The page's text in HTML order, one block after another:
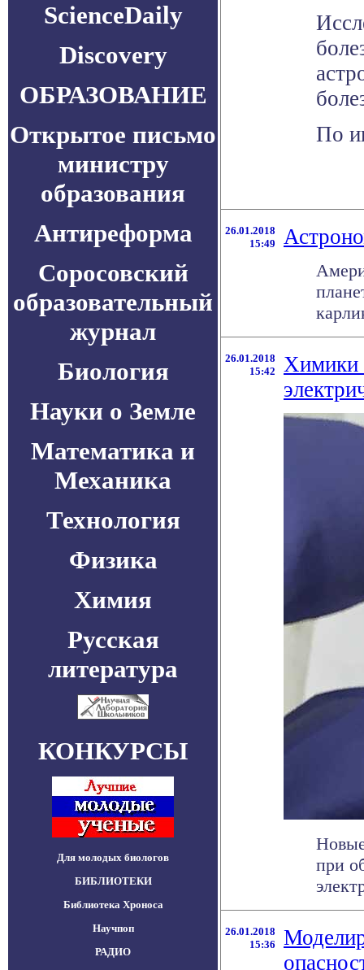
ScienceDaily
Discovery
ОБРАЗОВАНИЕ
Открытое письмо
министру
образования
Антиреформа
Соросовский
образовательный
журнал
Биология
Науки о Земле
Математика и
Механика
Технология
Физика
Химия
Русская
литература
КОНКУРСЫ
Для молодых биологов
БИБЛИОТЕКИ
Библиотека Хроноса
Научпоп
РАДИО
По
26.01.2018
15:49
26.01.2018
15:42
Химики
при
26.01.2018
15:36